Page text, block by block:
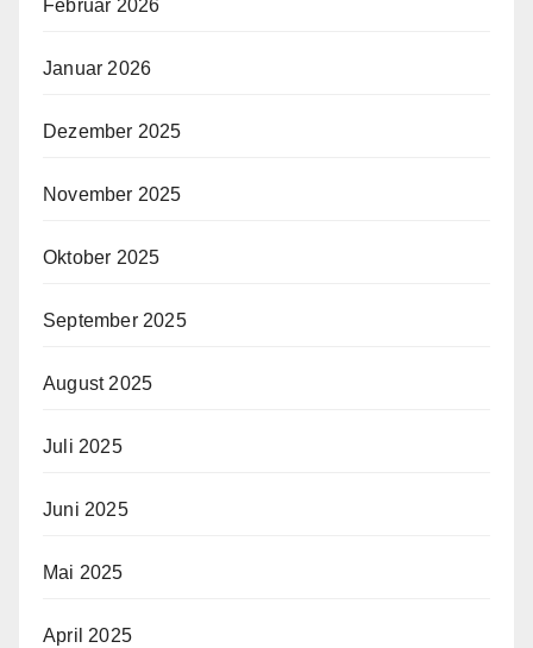
Februar 2026
Januar 2026
Dezember 2025
November 2025
Oktober 2025
September 2025
August 2025
Juli 2025
Juni 2025
Mai 2025
April 2025